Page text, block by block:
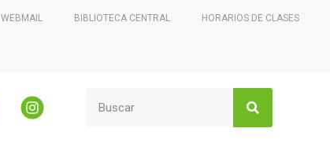
WEBMAIL BIBLIOTECA CENTRAL HORARIOS DE CLASES